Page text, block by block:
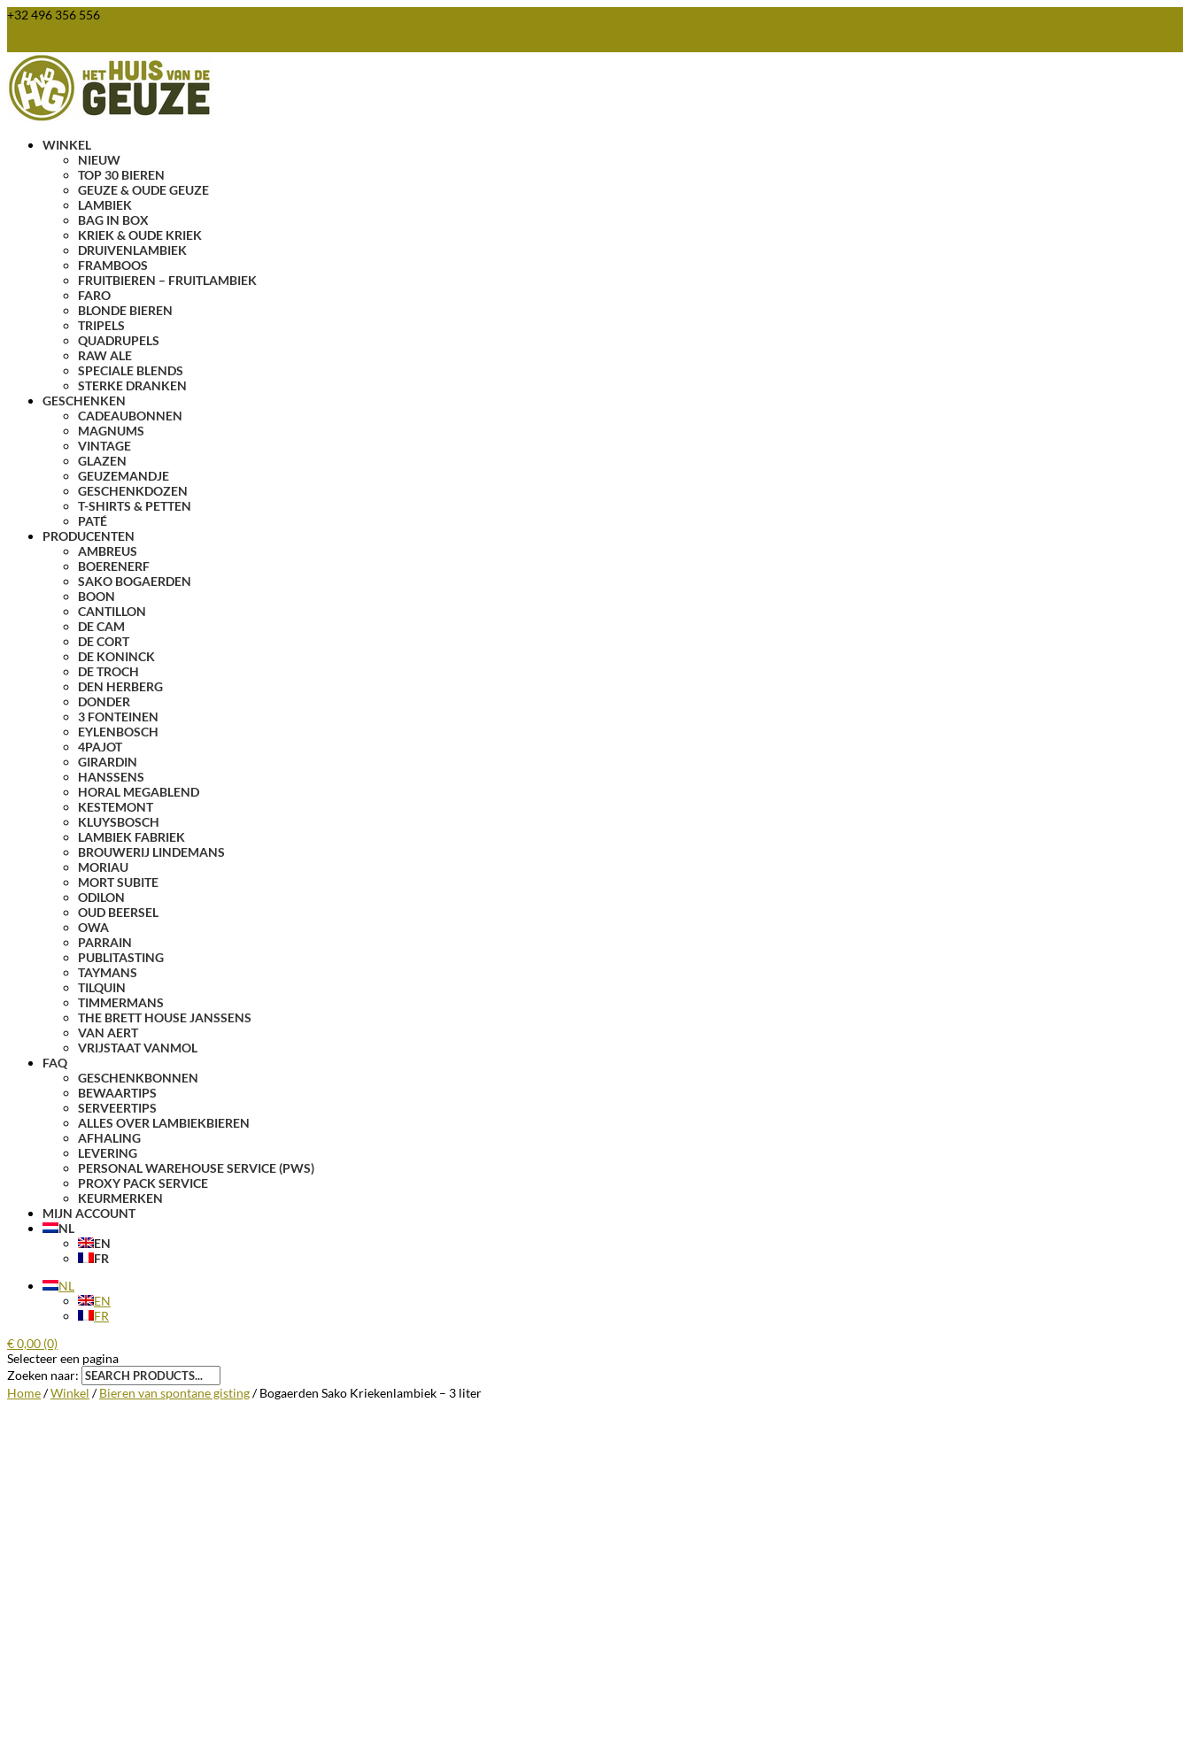
+32 496 356 556
WINKEL
NIEUW
TOP 30 BIEREN
GEUZE & OUDE GEUZE
LAMBIEK
BAG IN BOX
KRIEK & OUDE KRIEK
DRUIVENLAMBIEK
FRAMBOOS
FRUITBIEREN – FRUITLAMBIEK
FARO
BLONDE BIEREN
TRIPELS
QUADRUPELS
RAW ALE
SPECIALE BLENDS
STERKE DRANKEN
GESCHENKEN
CADEAUBONNEN
MAGNUMS
VINTAGE
GLAZEN
GEUZEMANDJE
GESCHENKDOZEN
T-SHIRTS & PETTEN
PATÉ
PRODUCENTEN
AMBREUS
BOERENERF
SAKO BOGAERDEN
BOON
CANTILLON
DE CAM
DE CORT
DE KONINCK
DE TROCH
DEN HERBERG
DONDER
3 FONTEINEN
EYLENBOSCH
4PAJOT
GIRARDIN
HANSSENS
HORAL MEGABLEND
KESTEMONT
KLUYSBOSCH
LAMBIEK FABRIEK
BROUWERIJ LINDEMANS
MORIAU
MORT SUBITE
ODILON
OUD BEERSEL
OWA
PARRAIN
PUBLITASTING
TAYMANS
TILQUIN
TIMMERMANS
THE BRETT HOUSE JANSSENS
VAN AERT
VRIJSTAAT VANMOL
FAQ
GESCHENKBONNEN
BEWAARTIPS
SERVEERTIPS
ALLES OVER LAMBIEKBIEREN
AFHALING
LEVERING
PERSONAL WAREHOUSE SERVICE (PWS)
PROXY PACK SERVICE
KEURMERKEN
MIJN ACCOUNT
NL
EN
FR
NL
EN
FR
€0,00 (0)
Selecteer een pagina
Zoeken naar:
Home/Winkel /Bieren van spontane gisting/ Bogaerden Sako Kriekenlambiek – 3 liter